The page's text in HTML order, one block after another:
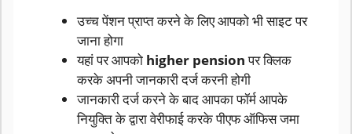
उच्च पेंशन प्राप्त करने के लिए आपको भी साइट पर
जाना होगा
यहां पर आपको higher pensionपर क्लिक
करके अपनी जानकारी दर्ज करनी होगी
जानकारी दर्ज करने के बाद आपका फॉर्म आपके
नियुक्ति के द्वारा वेरीफाई करके पीएफ ऑफिस जमा